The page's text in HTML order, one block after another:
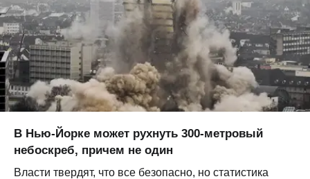
В Нью-Йорке может рухнуть 300-метровый
небоскреб, причем не один
Власти твердят, что все безопасно, но статистика